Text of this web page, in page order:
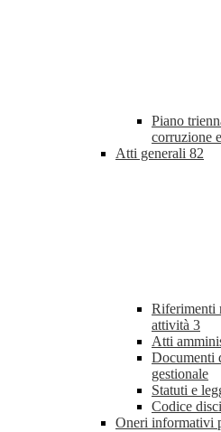
Piano
corruzione
Atti generali 82
Riferimenti
attività 3
Atti
Documenti
gestionale
Statuti e
Codice
Oneri informativi